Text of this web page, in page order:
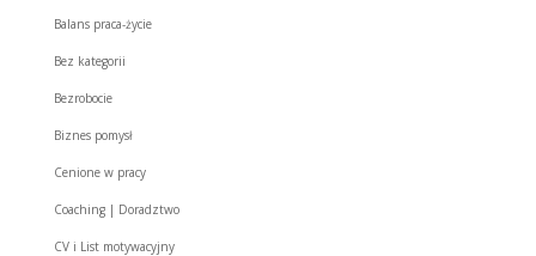
Balans praca-życie
Bez kategorii
Bezrobocie
Biznes pomysł
Cenione w pracy
Coaching | Doradztwo
CV i List motywacyjny